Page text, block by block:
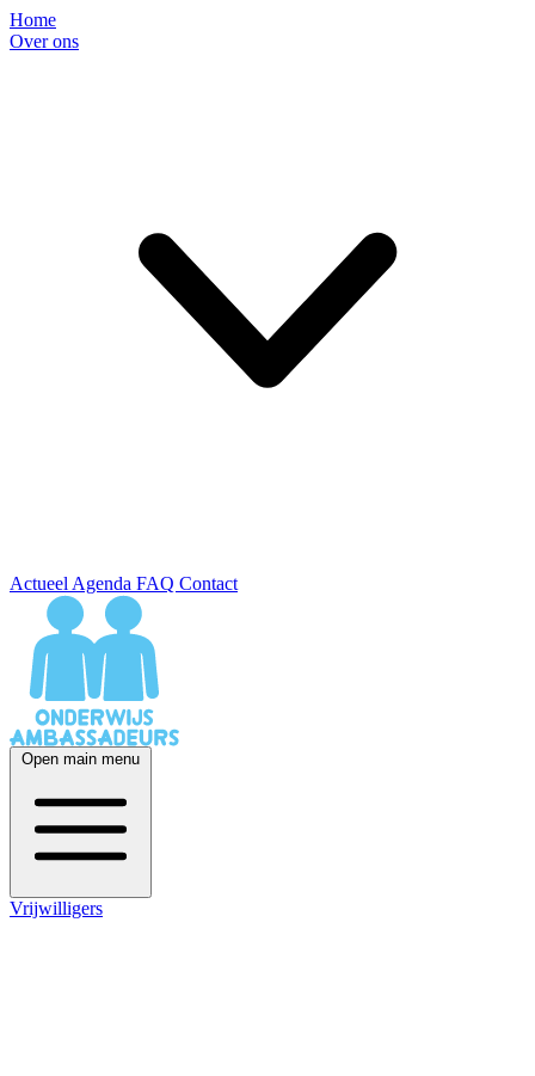
Home
Over ons
Actueel Agenda FAQ Contact
Open main menu
Vrijwilligers